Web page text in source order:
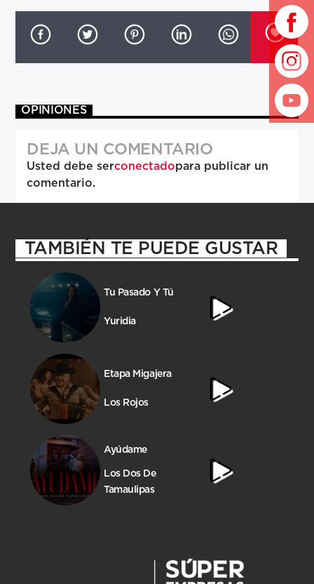
OPINIONES
DEJA UN COMENTARIO
Usted debe serconectadopara publicar un
comentario.
TAMBIÉN TE PUEDE GUSTAR
Tu Pasado Y Tú
Yuridia
Etapa Migajera
Los Rojos
Ayúdame
Los Dos De
Tamaulipas